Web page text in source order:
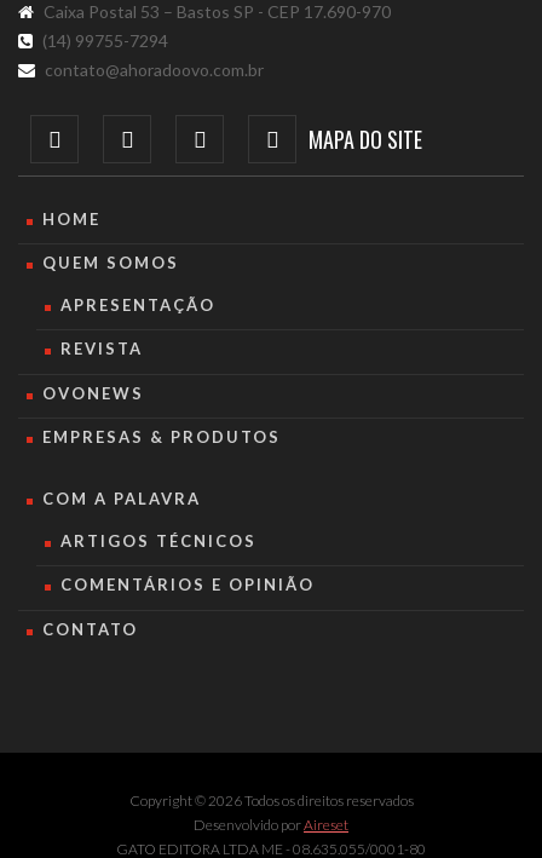
Caixa Postal 53 – Bastos SP - CEP 17.690-970
(14) 99755-7294
contato@ahoradoovo.com.br
MAPA DO SITE
HOME
QUEM SOMOS
APRESENTAÇÃO
REVISTA
OVONEWS
EMPRESAS & PRODUTOS
COM A PALAVRA
ARTIGOS TÉCNICOS
COMENTÁRIOS E OPINIÃO
CONTATO
Copyright © 2026 Todos os direitos reservados
Desenvolvido porAireset
GATO EDITORA LTDA ME - 08.635.055/0001-80